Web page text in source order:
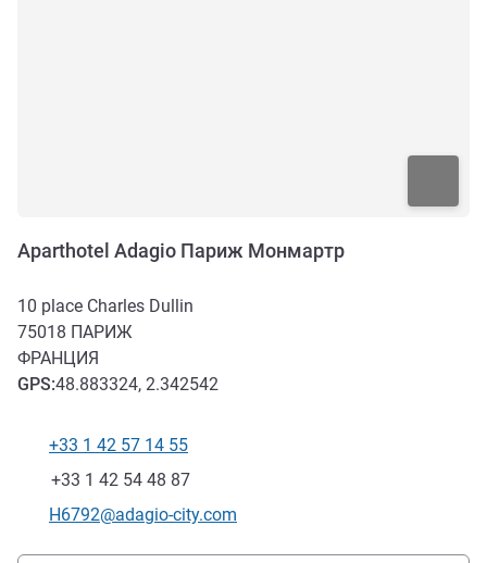
Aparthotel Adagio Париж Монмартр
10 place Charles Dullin
75018 ПАРИЖ
ФРАНЦИЯ
GPS:48.883324, 2.342542
Телефон
+33 1 42 57 14 55
Факс
+33 1 42 54 48 87
Контактный адрес электронной почты
H6792@adagio-city.com